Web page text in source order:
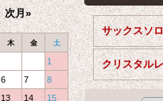
次月»
木 金 土
1
6 7
8
13 14
15
サックスソ
クリスタル